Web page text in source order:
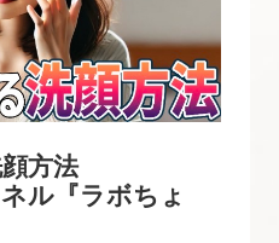
顔方法
ル『ラボちょ